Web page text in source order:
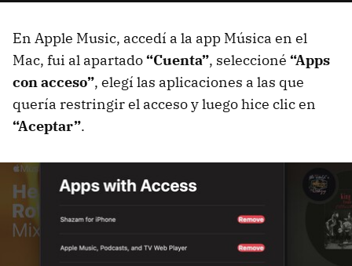
En Apple Music, accedí a la app Música en el
Mac, fui al apartado“Cuenta”, seleccioné “Apps
con acceso”, elegí las aplicaciones a las que
quería restringir el acceso y luego hice clic en
“Aceptar”.